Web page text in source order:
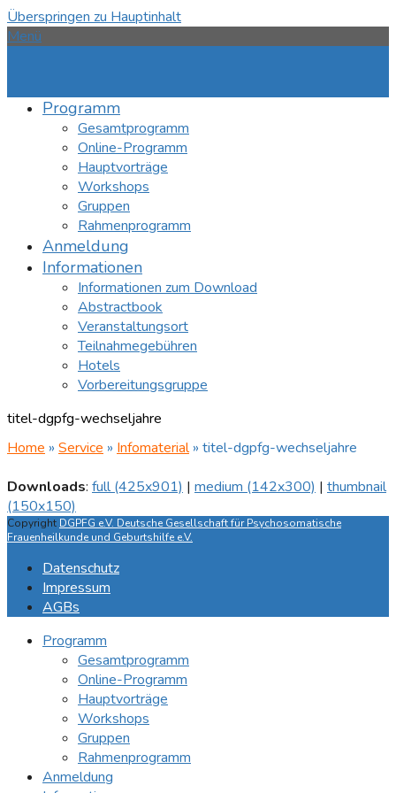
Überspringen zu Hauptinhalt
Menü
Programm
Gesamtprogramm
Online-Programm
Hauptvorträge
Workshops
Gruppen
Rahmenprogramm
Anmeldung
Informationen
Informationen zum Download
Abstractbook
Veranstaltungsort
Teilnahmegebühren
Hotels
Vorbereitungsgruppe
titel-dgpfg-wechseljahre
Home » Service » Infomaterial» titel-dgpfg-wechseljahre
Downloads: full (425x901) | medium (142x300) | thumbnail
(150x150)
Copyright DGPFG e.V. Deutsche Gesellschaft für Psychosomatische
Frauenheilkunde und Geburtshilfe e.V.
Datenschutz
Impressum
AGBs
Programm
Gesamtprogramm
Online-Programm
Hauptvorträge
Workshops
Gruppen
Rahmenprogramm
Anmeldung